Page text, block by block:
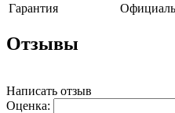
Гарантия
Отзывы
Написать отзыв
Оценка: